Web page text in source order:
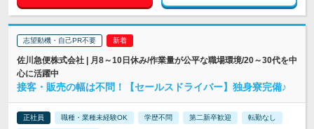
志望動機・自己PR不要
佐川急便株式会社 | 月8～10日休み/作業量が公平な職場環境/20～30代を中
心に活躍中
接客・販売の幅は不問！【セールスドライバー】独身寮完備♪
正社員 職種・業種未経験OK 学歴不問 第二新卒歓迎 転勤なし